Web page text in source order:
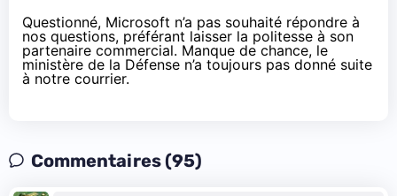
Questionné, Microsoft n’a pas souhaité répondre à
nos questions, préférant laisser la politesse à son
partenaire commercial. Manque de chance, le
ministère de la Défense n’a toujours pas donné suite
à notre courrier.
Commentaires (95)